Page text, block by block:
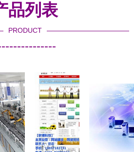
品列表
PRODUCT